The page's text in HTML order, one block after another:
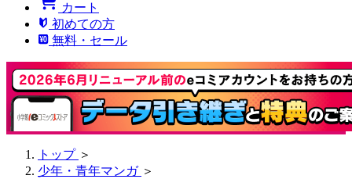
カート
初めての方
無料・セール
トップ ＞
少年・青年マンガ ＞